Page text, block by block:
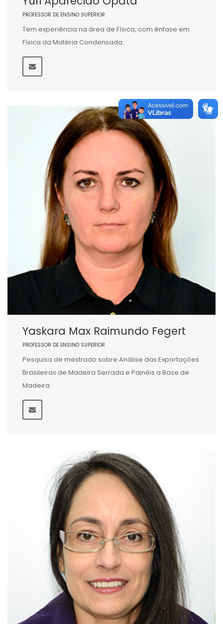
PROFESSOR DE ENSINO SUPERIOR
Tem experiência na área de Física, com ênfase em
Física da Matéria Condensada.
Yaskara Max Raimundo Fegert
PROFESSOR DE ENSINO SUPERIOR
Pesquisa de mestrado sobre Análise das Exportações
Brasileiras de Madeira Serrada e Painéis a Base de
Madeira